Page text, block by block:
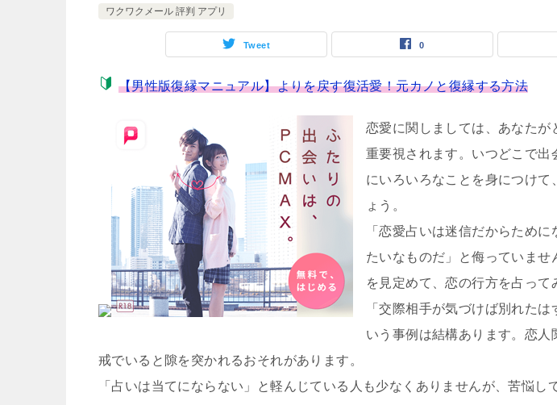
ワクワクメール 評判 アプリ
Tweet 0
【男性版復縁マニュアル】よりを戻す復活愛！元カノと復縁する方法
恋愛に関しましては、あなたが
重要視されます。いつどこで出
にいろいろなことを身につけて
ょう。
「恋愛占いは迷信だからため
たいなものだ」と侮っていませ
を見定めて、恋の行方を占って
「交際相手が気づけば別れた
いう事例は結構あります。恋人
戒でいると隙を突かれるおそれがあります。
「占いは当てにならない」と軽んじている人も少なくありませんが、苦悩し